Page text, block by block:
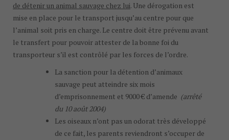
de détenir un animal sauvage chez lui. Une dérogation est
mise en place pour le transport jusqu’au centre pour que
l’animal soit pris en charge. Le centre doit être prévenu avant
le transfert pour pouvoir attester de la bonne foi du
transporteur s’il est contrôlé par les forces de l’ordre.
La sanction pour la détention d’animaux
sauvage peut atteindre six mois
d’emprisonnement et 9000 € d’amende (arrêté
du 10 août 2004)
Les oiseaux n’ont pas un odorat très développé
de ce fait, les parents reviendront s’occuper de